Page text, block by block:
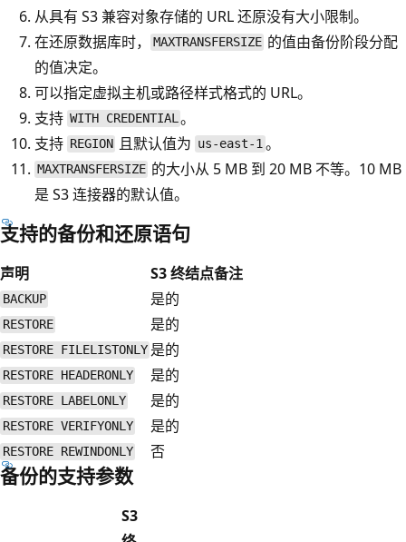
从具有 S3 兼容对象存储的 URL 还原没有大小限制。
在还原数据库时，
MAXTRANSFERSIZE 的值由备份阶段分配
的值决定。
可以指定虚拟主机或路径样式格式的 URL。
支持 WITH CREDENTIAL。
支持 REGION 且默认值为 us-east-1。
MAXTRANSFERSIZE 的大小从 5 MB 到 20 MB 不等。10 MB
是 S3 连接器的默认值。
支持的备份和还原语句
声明 S3 终结点备注
BACKUP 是的
RESTORE 是的
RESTORE FILELISTONLY 是的
RESTORE HEADERONLY 是的
RESTORE LABELONLY 是的
RESTORE VERIFYONLY 是的
RESTORE REWINDONLY 否
备份的支持参数
S3